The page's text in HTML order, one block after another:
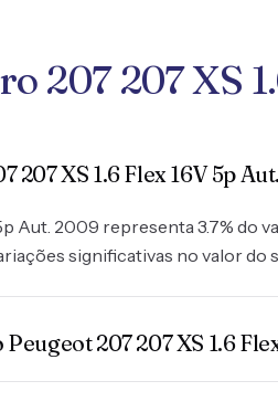
207 207 XS
XS 1.6 Flex 16V 5p
Aut. 2009 representa 3.7% do
significativas no valor do
207 207 XS 1.6